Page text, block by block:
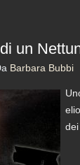
un
Barbara Bubbi